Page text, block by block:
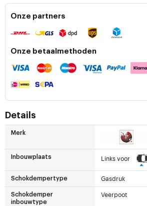
Onze partners
Onze betaalmethoden
Details
Merk
Inbouwplaats Links voor
Schokdempertype Gasdruk
Schokdemper
inbouwtype
Veerpoot